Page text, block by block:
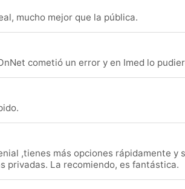
mucho mejor que la pública.
cometió un error y en Imed lo
,tienes más opciones rápidamente y
privadas. La recomiendo, es fantástica.